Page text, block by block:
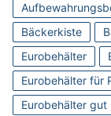
Bäckerkiste
Eurobehälter
Eurobehälter für
Eurobehälter